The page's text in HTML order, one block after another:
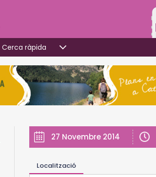
Cerca ràpida
27 Novembre 2014
Localització